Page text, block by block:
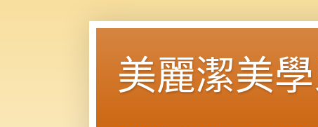
美麗潔美